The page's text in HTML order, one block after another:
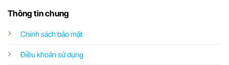
Thông tin chung
Chính sách bảo mật
Điều khoản sử dụng